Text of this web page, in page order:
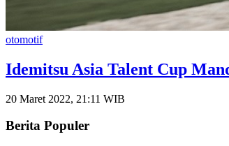
otomotif
Idemitsu Asia Talent Cup
20 Maret 2022, 21:11 WIB
Berita Populer